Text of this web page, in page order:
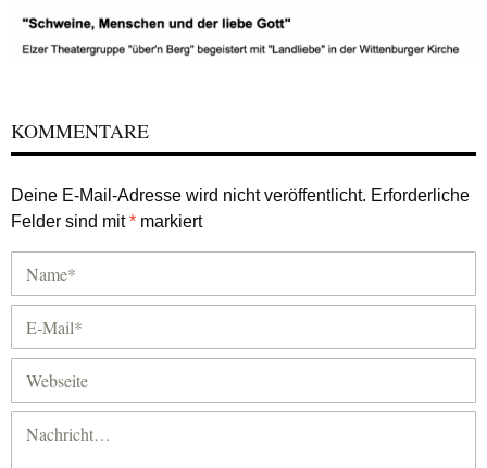
KOMMENTARE
Deine E-Mail-Adresse wird nicht veröffentlicht. Erforderliche
Felder sind mit* markiert